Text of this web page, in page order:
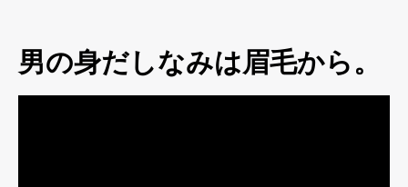
男の身だしなみは眉毛から。